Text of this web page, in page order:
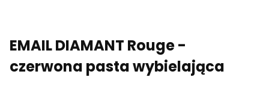
EMAIL DIAMANT Rouge -
czerwona pasta wybielająca